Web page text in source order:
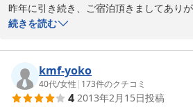
民宿で、なんとかお客様に滞在中の娯楽
いております。個人的な趣味でもあります
ご夫婦、お子様の笑顔がとても印象的で
ても幸せな気分になりました。この度は
ありがとうございました。また、皆様の
鍵が無く、貸切の札も無いので、着替え中
ハラハラしてしまいました。
昨年に引き続き、ご宿泊頂きましてあり
種でしたお風呂はリニューアルし、今シ
ただアンテナの不具合で、お部屋をご移
迷惑をおかけ致しました。昨日アンテナ
しました。
続きを読む
kmf-yoko
40代/女性 | 173件のクチコミ
4 2013年2月15日投稿